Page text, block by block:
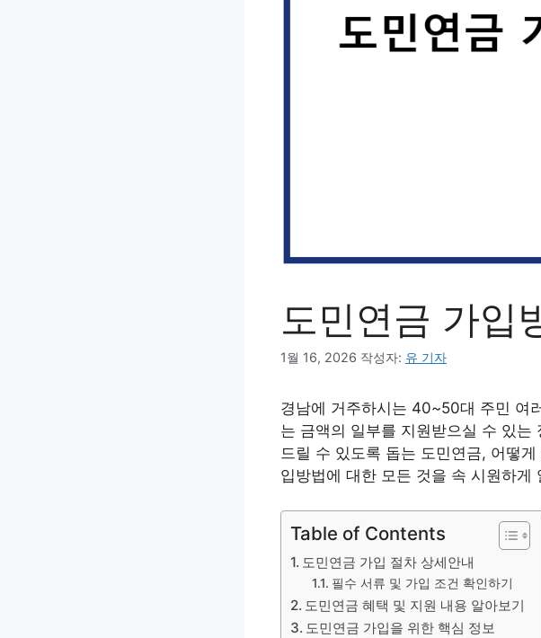
도민연금 가입
1월 16, 2026 작성자: 유 기자
경남에 거주하시는 40~50대 주민 여
는 금액의 일부를 지원받으실 수 있는
드릴 수 있도록 돕는 도민연금, 어떻
입방법에 대한 모든 것을 속 시원하게
Table of Contents
도민연금 가입 절차 상세안내
필수 서류 및 가입 조건 확인하기
도민연금 혜택 및 지원 내용 알아보기
도민연금 가입을 위한 핵심 정보